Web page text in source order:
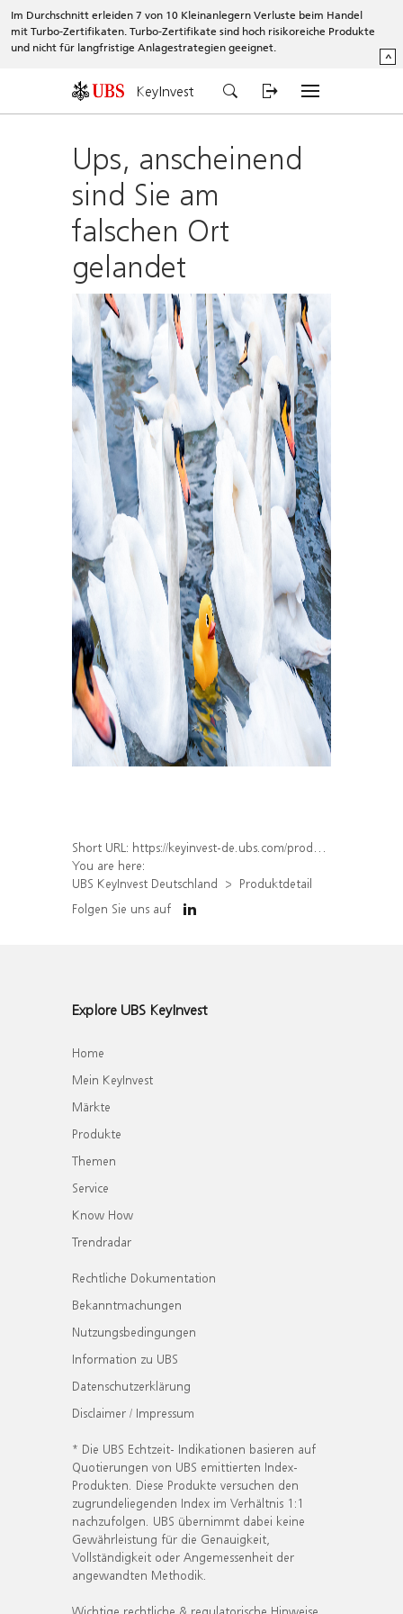
Im Durchschnitt erleiden 7 von 10 Kleinanlegern Verluste beim Handel
mit Turbo-Zertifikaten. Turbo-Zertifikate sind hoch risikoreiche Produkte
und nicht für langfristige Anlagestrategien geeignet.
^
KeyInvest
Ups, anscheinend
sind Sie am
falschen Ort
gelandet
Short URL: https://keyinvest-de.ubs.com/produkt/detail/index/isin/DE000WA6CGW5
You are here:
UBS KeyInvest Deutschland
Produktdetail
Folgen Sie uns auf
Explore UBS KeyInvest
Home
Mein KeyInvest
Märkte
Produkte
Themen
Service
Know How
Trendradar
Rechtliche Dokumentation
Bekanntmachungen
Nutzungsbedingungen
Information zu UBS
Datenschutzerklärung
Disclaimer / Impressum
* Die UBS Echtzeit- Indikationen basieren auf
Quotierungen von UBS emittierten Index-
Produkten. Diese Produkte versuchen den
zugrundeliegenden Index im Verhältnis 1:1
nachzufolgen. UBS übernimmt dabei keine
Gewährleistung für die Genauigkeit,
Vollständigkeit oder Angemessenheit der
angewandten Methodik.